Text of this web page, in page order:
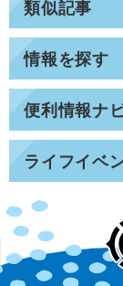
類似記事
情報を探す
便利情報ナ
ライフイベ